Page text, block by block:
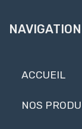
NAVIGATION
ACCUEIL
NOS